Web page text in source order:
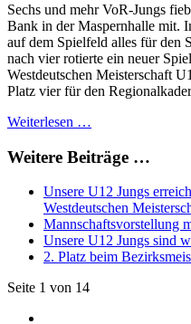
Sechs und mehr VoR-Jungs
Bank in der Maspernhalle mit.
auf dem Spielfeld alles für den
nach vier rotierte ein neuer
Westdeutschen Meisterschaft
Platz vier für den
Weiterlesen …
Weitere Beiträge …
Unsere U12 Jungs
Westdeutschen
Mannschaftsvorstellung
Unsere U12 Jungs sind
2. Platz beim
Seite 1 von 14